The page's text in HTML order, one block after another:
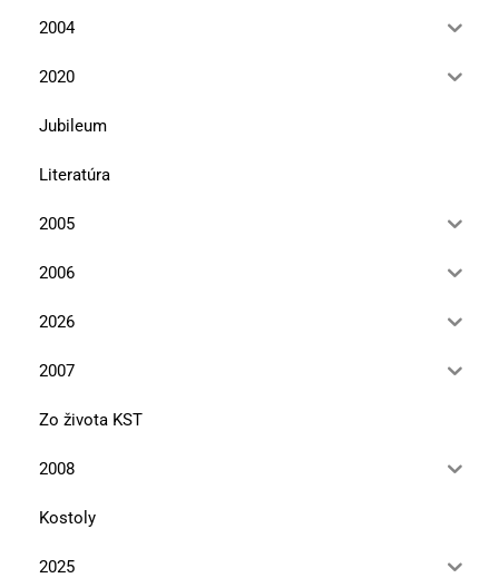
2004
2020
Jubileum
Literatúra
2005
2006
2026
2007
Zo života KST
2008
Kostoly
2025